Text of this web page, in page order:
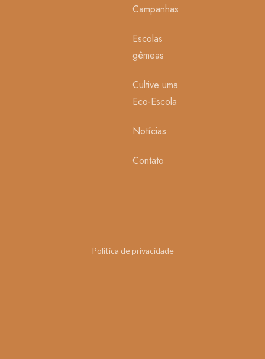
Campanhas
Escolas
gêmeas
Cultive uma
Eco-Escola
Notícias
Contato
Política de privacidade